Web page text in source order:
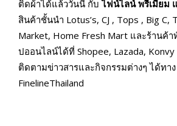
ติดผ้าได้แล้ววันนี้ กับไฟน์ไลน์ พรีเมียม
สินค้าชั้นนำ Lotus’s, CJ , Tops , Big C,
Market, Home Fresh Mart และร้านค้า
ปออนไลน์ได้ที่ Shopee, Lazada,
ติดตามข่าวสารและกิจกรรมต่างๆ ได้ทาง
FinelineThailand